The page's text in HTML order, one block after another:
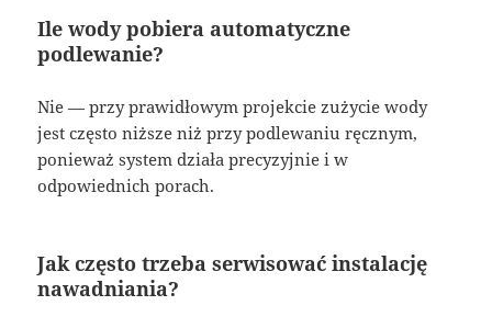
Ile wody pobiera automatyczne
podlewanie?
Nie — przy prawidłowym projekcie zużycie wody
jest często niższe niż przy podlewaniu ręcznym,
ponieważ system działa precyzyjnie i w
odpowiednich porach.
Jak często trzeba serwisować instalację
nawadniania?